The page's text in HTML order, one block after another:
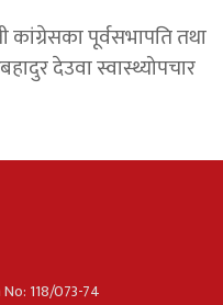
कांग्रेसका पूर्वसभापति तथा
देउवा स्वास्थ्योपचार
118/073-74